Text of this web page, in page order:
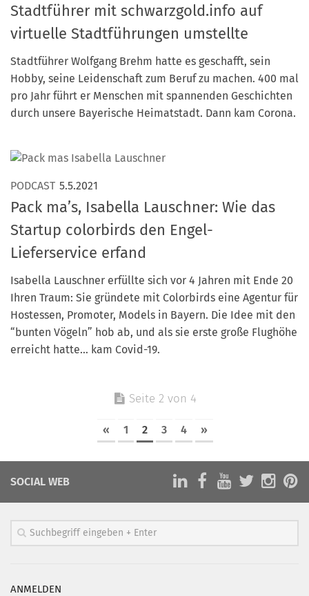
PODCAST
AKTUELLES
KONTAKT
Stadtführer mit schwarzgold.info auf
virtuelle Stadtführungen umstellte
Stadtführer Wolfgang Brehm hatte es geschafft, sein
Hobby, seine Leidenschaft zum Beruf zu machen. 400 mal
pro Jahr führt er Menschen mit spannenden Geschichten
durch unsere Bayerische Heimatstadt. Dann kam Corona.
PODCAST 5.5.2021
Pack ma’s, Isabella Lauschner: Wie das
Startup colorbirds den Engel-
Lieferservice erfand
Isabella Lauschner erfüllte sich vor 4 Jahren mit Ende 20
Ihren Traum: Sie gründete mit Colorbirds eine Agentur für
Hostessen, Promoter, Models in Bayern. Die Idee mit den
“bunten Vögeln” hob ab, und als sie erste große Flughöhe
erreicht hatte… kam Covid-19.
Seite 2 von 4
« 1 2 3 4 »
SOCIAL WEB
ANMELDEN